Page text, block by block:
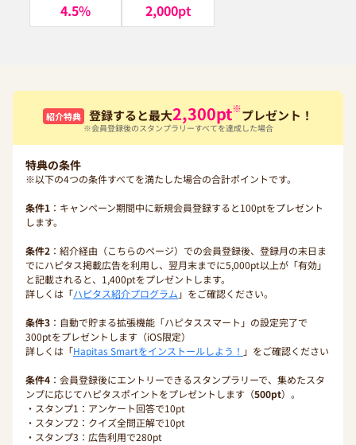
ア）
4.5% 2,000pt
紹介特典 登録すると最大2,300pt※プレゼント！
※会員登録後のスタンプラリーすべてを達成した場合
特典の条件
※以下の4つの条件すべてを満たした場合の合計ポイントです。
条件1 ：キャンペーン期間中に新規会員登録すると100ptをプレゼント
します。
条件2 ：紹介経由（こちらのページ）での会員登録後、登録月の末日ま
でにハピタス掲載広告を利用し、翌月末までに5,000pt以上が「有効」
と記載されると、1,400ptをプレゼントします。
詳しくは「ハピタス紹介プログラム 」をご確認ください。
条件3 ：自動で貯まる拡張機能「ハピタススマート」の設定完了で
300ptをプレゼントします（iOS限定）
詳しくは「Hapitas Smartをインストールしよう！ 」をご確認ください
条件4 ：会員登録後にエントリーできるスタンプラリーで、集めたスタ
ンプに応じてハピタスポイントをプレゼントします（500pt）。
・スタンプ1：アンケート回答で10pt
・スタンプ2：クイズ全問正解で10pt
・スタンプ3：広告利用で280pt